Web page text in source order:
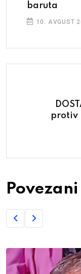
baruta
10. AVGUST
protiv